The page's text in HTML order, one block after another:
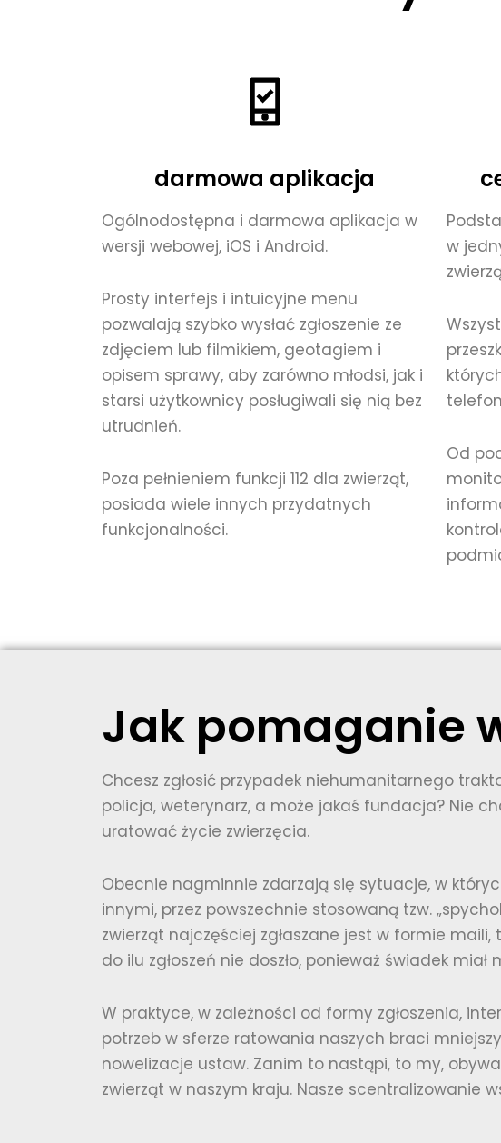
darmowa aplikacja
Ogólnodostępna i darmowa aplikacja w
wersji webowej, iOS i Android.
Prosty interfejs i intuicyjne menu
pozwalają szybko wysłać zgłoszenie ze
zdjęciem lub filmikiem, geotagiem i
opisem sprawy, aby zarówno młodsi, jak i
starsi użytkownicy posługiwali się nią bez
utrudnień.
Poza pełnieniem funkcji 112 dla zwierząt,
posiada wiele innych przydatnych
funkcjonalności.
w
Od
Jak pomaganie
Chcesz zgłosić przypadek niehumanitarnego
policja, weterynarz, a może jakaś fundacja? Nie
uratować życie zwierzęcia.
Obecnie nagminnie zdarzają się sytuacje, w
innymi, przez powszechnie stosowaną tzw.
zwierząt najczęściej zgłaszane jest w formie
do ilu zgłoszeń nie doszło, ponieważ świadek
W praktyce, w zależności od formy zgłoszenia,
potrzeb w sferze ratowania naszych braci
nowelizacje ustaw. Zanim to nastąpi, to my,
zwierząt w naszym kraju. Nasze scentralizowanie